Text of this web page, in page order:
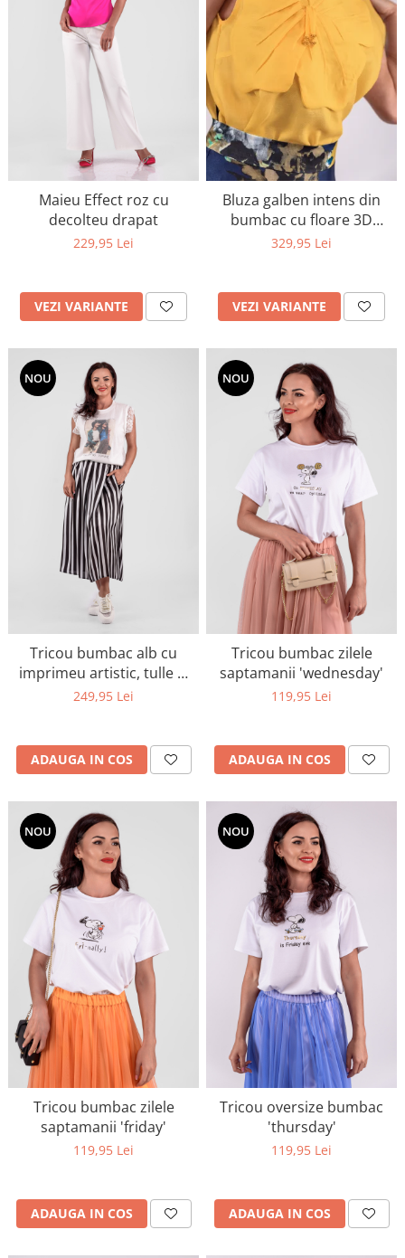
Maieu Effect roz cu
decolteu drapat
229,95 Lei
VEZI VARIANTE
Bluza galben intens din
bumbac cu floare 3D
aplicata
329,95 Lei
VEZI VARIANTE
NOU
Tricou bumbac alb cu
imprimeu artistic, tulle si
maneci din dantela
249,95 Lei
ADAUGA IN COS
NOU
Tricou bumbac zilele
saptamanii 'wednesday'
119,95 Lei
ADAUGA IN COS
NOU
Tricou bumbac zilele
saptamanii 'friday'
119,95 Lei
ADAUGA IN COS
NOU
Tricou oversize bumbac
'thursday'
119,95 Lei
ADAUGA IN COS